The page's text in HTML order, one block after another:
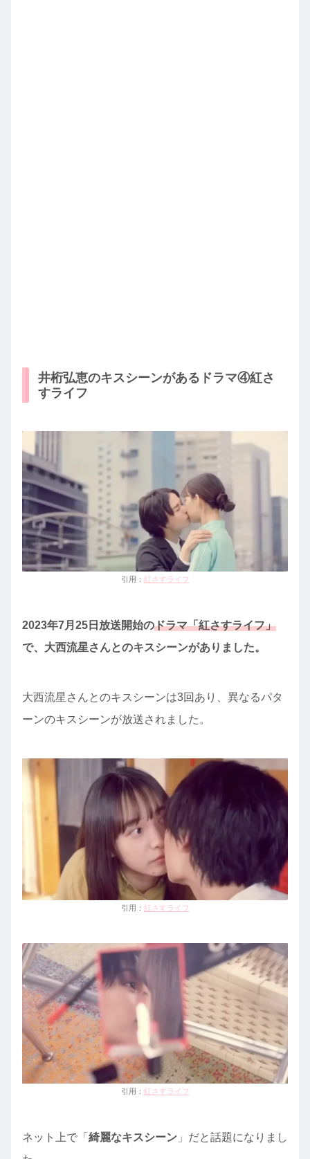
井桁弘恵のキスシーンがあるドラマ④紅さ
すライフ
引用： 紅さすライフ
2023年7月25日放送開始のドラマ「紅さすライフ」
で、大西流星さんとのキスシーンがありました。
大西流星さんとのキスシーンは3回あり、異なるパタ
ーンのキスシーンが放送されました。
引用： 紅さすライフ
引用： 紅さすライフ
ネット上で「 綺麗なキスシーン 」だと話題になりまし